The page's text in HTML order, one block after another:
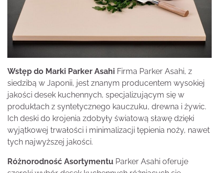
Wstęp do Marki Parker Asahi Firma Parker Asahi, z
siedzibą w Japonii, jest znanym producentem wysokiej
jakości desek kuchennych, specjalizującym się w
produktach z syntetycznego kauczuku, drewna i żywic.
Ich deski do krojenia zdobyły światową sławę dzięki
wyjątkowej trwałości i minimalizacji tępienia noży, nawet
tych najwyższej jakości.
Różnorodność Asortymentu Parker Asahi oferuje